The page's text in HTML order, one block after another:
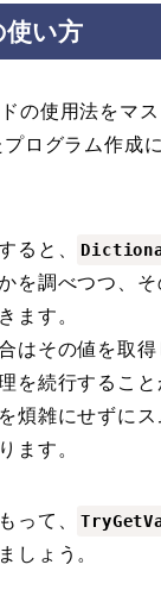
い方
の使用法をマ
ログラム作成
ると、
を調べつつ、
ます。
はその値を取
を続行すること
煩雑にせずにス
ます。
って、
しょう。